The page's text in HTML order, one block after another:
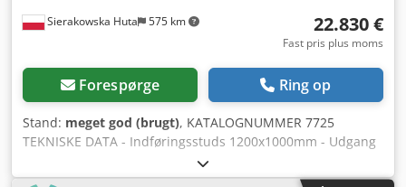
Sierakowska Huta 575 km 22.830 €
Fast pris plus moms
Forespørge Ring op
Stand: meget god (brugt), KATALOGNUMMER 7725
TEKNISKE DATA - Indføringsstuds 1200x1000mm - Udgang
for flis Ø 200mm - Arbejdsbredde på rotor 980mm -
Hovedmotor 22kW - Antal knive 24 stk - Knivdimension